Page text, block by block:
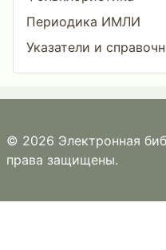
Периодика ИМЛИ
Указатели и
© 2026 Электронная
права защищены.